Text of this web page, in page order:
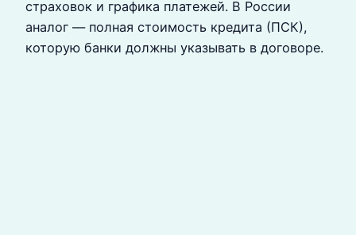
страховок и графика платежей. В России
аналог — полная стоимость кредита (ПСК),
которую банки должны указывать в договоре.